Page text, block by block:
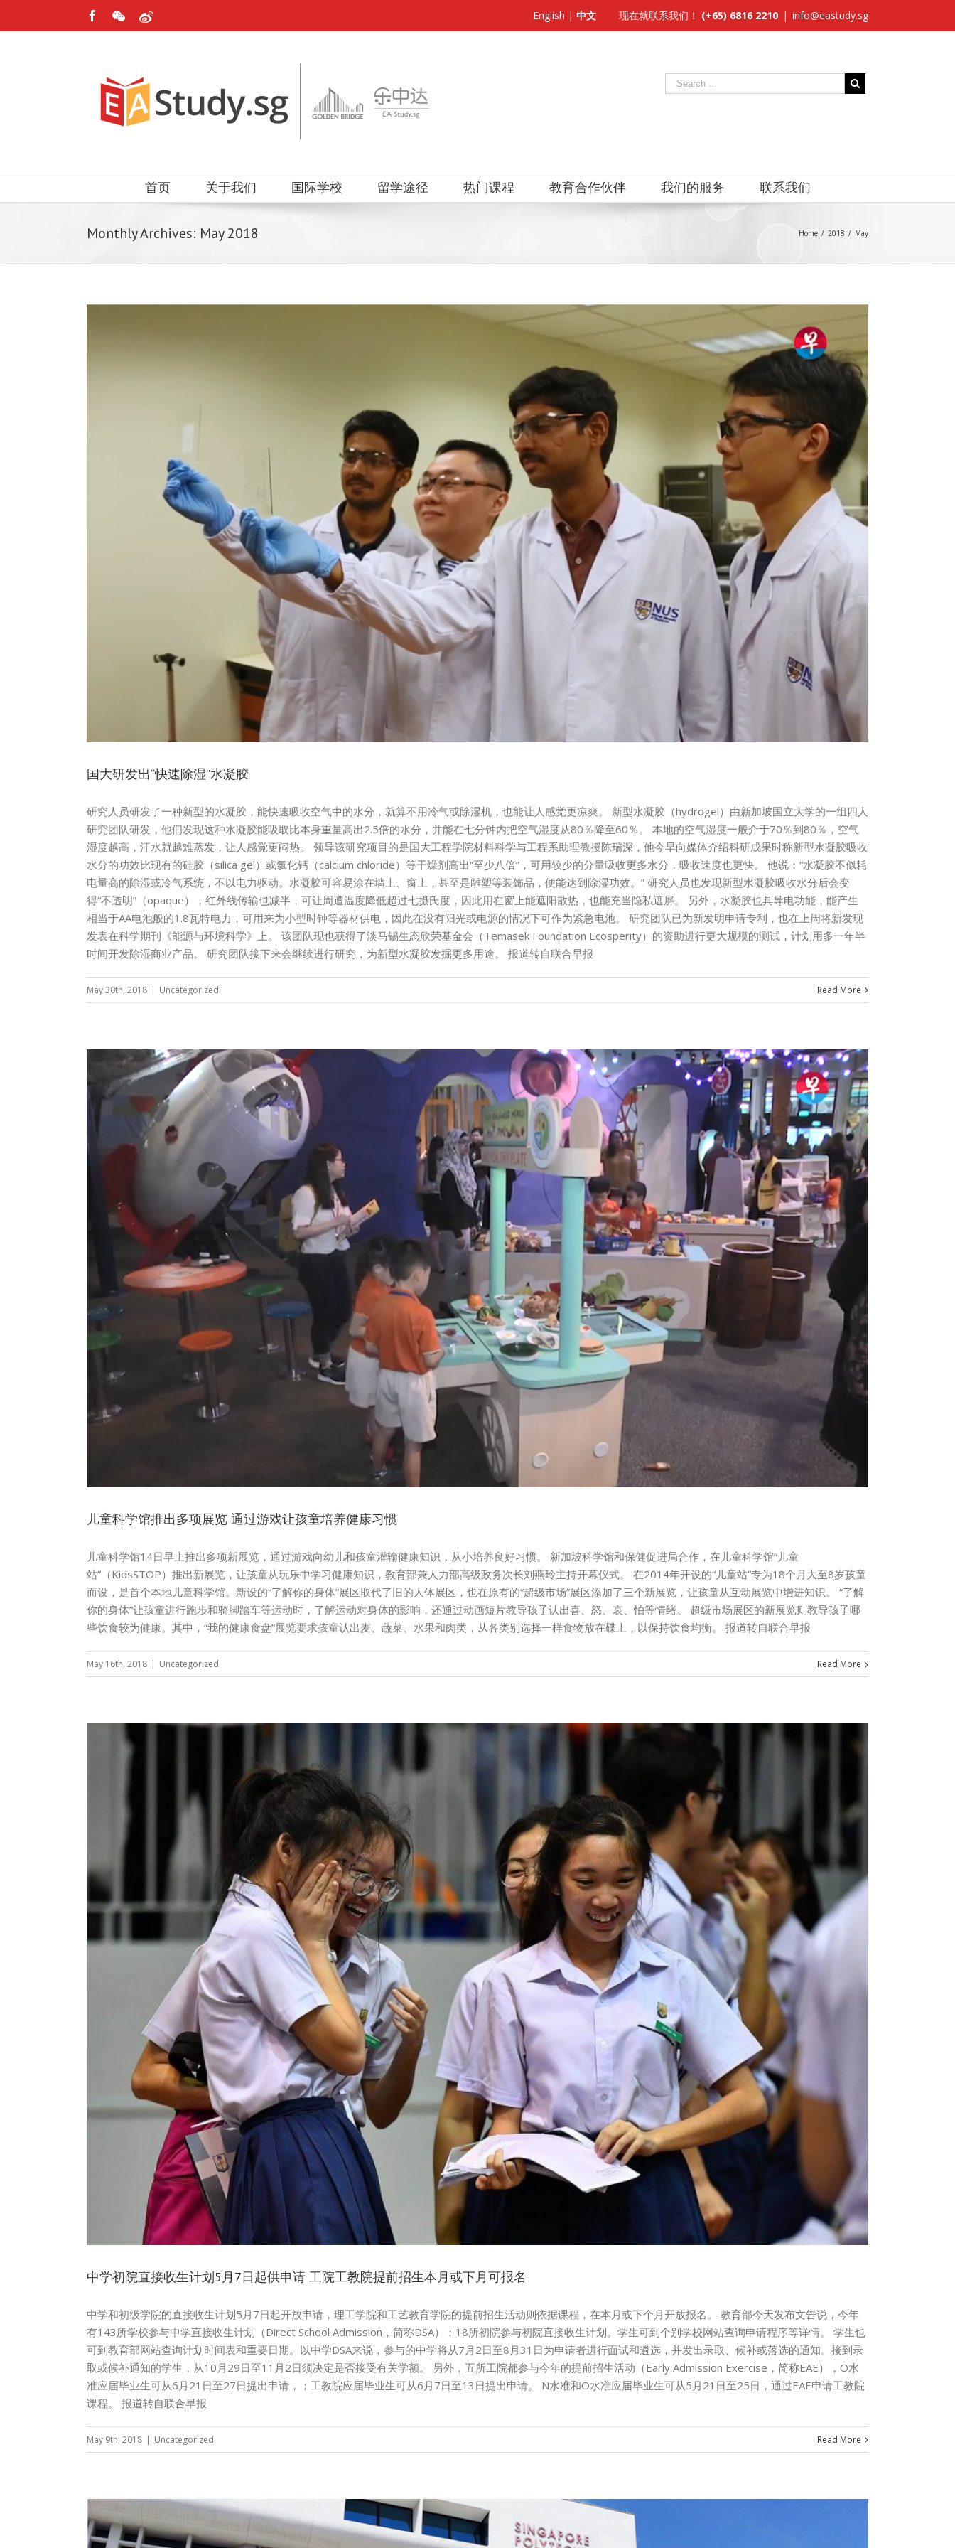
English | 中文 现在就联系我们！ (+65) 6816 2210 | info@eastudy.sg
首页 关于我们 国际学校 留学途径 热门课程 教育合作伙伴 我们的服务 联系我们
Monthly Archives: May 2018 Home / 2018 / May
国大研发出“快速除湿”水凝胶
研究人员研发了一种新型的水凝胶，能快速吸收空气中的水分，就算不用冷气或除湿机，也能让人感觉更凉爽。 新型水凝胶（hydrogel）由新加坡国立大学的一组四人
研究团队研发，他们发现这种水凝胶能吸取比本身重量高出2.5倍的水分，并能在七分钟内把空气湿度从80％降至60％。 本地的空气湿度一般介于70％到80％，空气
湿度越高，汗水就越难蒸发，让人感觉更闷热。 领导该研究项目的是国大工程学院材料科学与工程系助理教授陈瑞深，他今早向媒体介绍科研成果时称新型水凝胶吸收
水分的功效比现有的硅胶（silica gel）或氯化钙（calcium chloride）等干燥剂高出“至少八倍”，可用较少的分量吸收更多水分，吸收速度也更快。 他说：“水凝胶不似耗
电量高的除湿或冷气系统，不以电力驱动。水凝胶可容易涂在墙上、窗上，甚至是雕塑等装饰品，便能达到除湿功效。” 研究人员也发现新型水凝胶吸收水分后会变
得“不透明”（opaque），红外线传输也减半，可让周遭温度降低超过七摄氏度，因此用在窗上能遮阳散热，也能充当隐私遮屏。 另外，水凝胶也具导电功能，能产生
相当于AA电池般的1.8瓦特电力，可用来为小型时钟等器材供电，因此在没有阳光或电源的情况下可作为紧急电池。 研究团队已为新发明申请专利，也在上周将新发现
发表在科学期刊《能源与环境科学》上。 该团队现也获得了淡马锡生态欣荣基金会（Temasek Foundation Ecosperity）的资助进行更大规模的测试，计划用多一年半
时间开发除湿商业产品。 研究团队接下来会继续进行研究，为新型水凝胶发掘更多用途。 报道转自联合早报
May 30th, 2018 | Uncategorized Read More
儿童科学馆推出多项展览 通过游戏让孩童培养健康习惯
儿童科学馆14日早上推出多项新展览，通过游戏向幼儿和孩童灌输健康知识，从小培养良好习惯。 新加坡科学馆和保健促进局合作，在儿童科学馆“儿童
站”（KidsSTOP）推出新展览，让孩童从玩乐中学习健康知识，教育部兼人力部高级政务次长刘燕玲主持开幕仪式。 在2014年开设的“儿童站”专为18个月大至8岁孩童
而设，是首个本地儿童科学馆。新设的“了解你的身体”展区取代了旧的人体展区，也在原有的“超级市场”展区添加了三个新展览，让孩童从互动展览中增进知识。 “了解
你的身体”让孩童进行跑步和骑脚踏车等运动时，了解运动对身体的影响，还通过动画短片教导孩子认出喜、怒、哀、怕等情绪。 超级市场展区的新展览则教导孩子哪
些饮食较为健康。其中，“我的健康食盘”展览要求孩童认出麦、蔬菜、水果和肉类，从各类别选择一样食物放在碟上，以保持饮食均衡。 报道转自联合早报
May 16th, 2018 | Uncategorized Read More
中学初院直接收生计划5月7日起供申请 工院工教院提前招生本月或下月可报名
中学和初级学院的直接收生计划5月7日起开放申请，理工学院和工艺教育学院的提前招生活动则依据课程，在本月或下个月开放报名。 教育部今天发布文告说，今年
有143所学校参与中学直接收生计划（Direct School Admission，简称DSA）；18所初院参与初院直接收生计划。学生可到个别学校网站查询申请程序等详情。 学生也
可到教育部网站查询计划时间表和重要日期。以中学DSA来说，参与的中学将从7月2日至8月31日为申请者进行面试和遴选，并发出录取、候补或落选的通知。接到录
取或候补通知的学生，从10月29日至11月2日须决定是否接受有关学额。 另外，五所工院都参与今年的提前招生活动（Early Admission Exercise，简称EAE），O水
准应届毕业生可从6月21日至27日提出申请，；工教院应届毕业生可从6月7日至13日提出申请。 N水准和O水准应届毕业生可从5月21日至25日，通过EAE申请工教院
课程。 报道转自联合早报
May 9th, 2018 | Uncategorized Read More